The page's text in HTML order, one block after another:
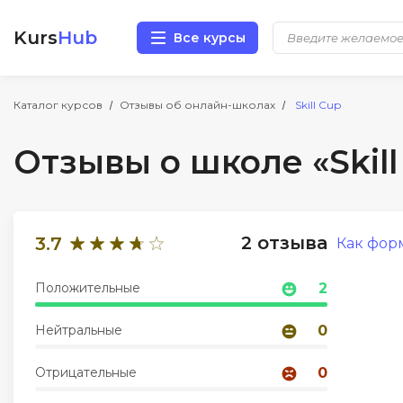
KursHub Все курсы
Каталог курсов Отзывы об онлайн-школах Skill Cup
Отзывы о школе «Skill
3.7 2 отзыва
Положительные 2
Нейтральные 0
Отрицательные 0
Как
Разработка
Маркетинг
Аналитика
Менеджмент
Иностранные языки